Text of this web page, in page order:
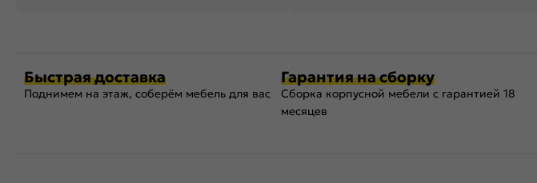
Быстрая доставка
Поднимем на этаж, соберём мебель для вас
Гарантия на сборку
Сборка корпусной мебели с гарантией 18
месяцев